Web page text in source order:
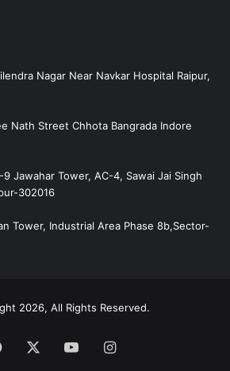
Nagar Near Navkar Hospital Raipur,
Nath Street Chhota Bangrada Indore
Jawahar Tower, AC-4, Sawai Jai Singh
302016
Tower, Industrial Area Phase 8b,Sector-
2026, All Rights Reserved.
Facebook YouTubeInstagram